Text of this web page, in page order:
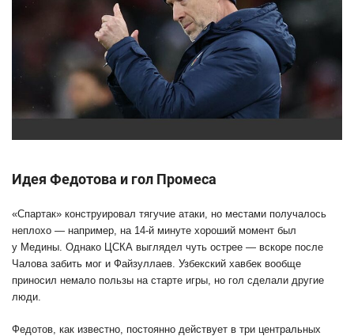
Идея Федотова и гол Промеса
«Спартак» конструировал тягучие атаки, но местами получалось
неплохо — например, на 14-й минуте хороший момент был
у Медины. Однако ЦСКА выглядел чуть острее — вскоре после
Чалова забить мог и Файзуллаев. Узбекский хавбек вообще
приносил немало пользы на старте игры, но гол сделали другие
люди.
Федотов, как известно, постоянно действует в три центральных